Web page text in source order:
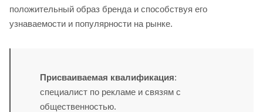
положительный образ бренда и способствуя его
узнаваемости и популярности на рынке.
Присваиваемая квалификация:
специалист по рекламе и связям с
общественностью.